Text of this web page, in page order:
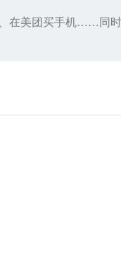
在美团买手机……同